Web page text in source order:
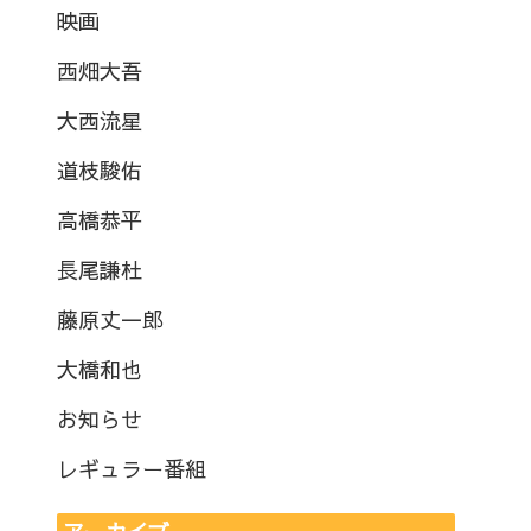
映画
西畑大吾
大西流星
道枝駿佑
高橋恭平
長尾謙杜
藤原丈一郎
大橋和也
お知らせ
レギュラー番組